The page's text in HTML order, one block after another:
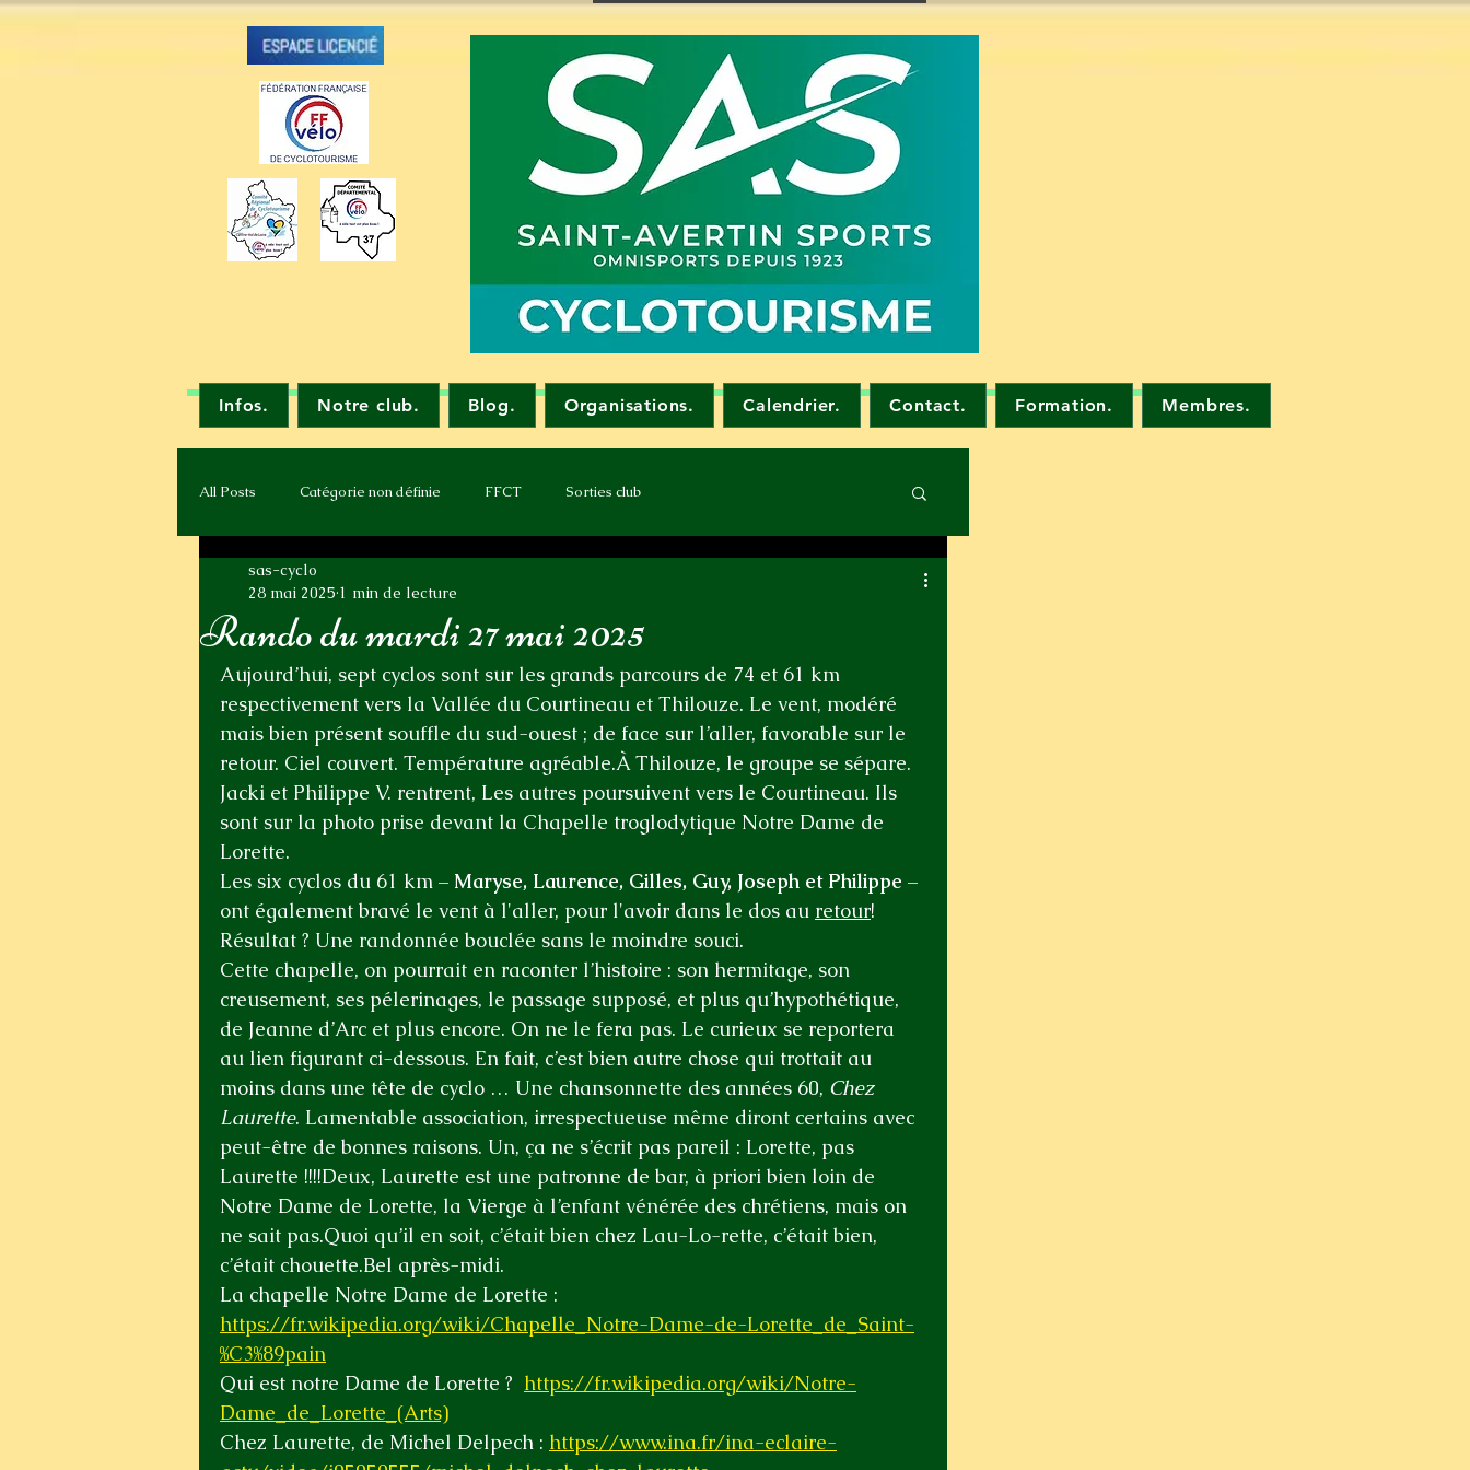
Infos. Notre club. Blog. Organisations. Calendrier. Contact. Formation. Membres.
All Posts Catégorie non définie FFCT Sorties club
Rando du mardi 27 mai 2025
sas-cyclo
28 mai 2025 1 min de lecture
Aujourd’hui, sept cyclos sont sur les grands parcours de 74 et 61 km
respectivement vers la Vallée du Courtineau et Thilouze. Le vent, modéré
mais bien présent souffle du sud-ouest ; de face sur l’aller, favorable sur le
retour. Ciel couvert. Température agréable.À Thilouze, le groupe se sépare.
Jacki et Philippe V. rentrent, Les autres poursuivent vers le Courtineau. Ils
sont sur la photo prise devant la Chapelle troglodytique Notre Dame de
Lorette.
Les six cyclos du 61 km – Maryse, Laurence, Gilles, Guy, Joseph et Philippe –
ont également bravé le vent à l'aller, pour l'avoir dans le dos au retour!
Résultat ? Une randonnée bouclée sans le moindre souci.
Cette chapelle, on pourrait en raconter l’histoire : son hermitage, son
creusement, ses pélerinages, le passage supposé, et plus qu’hypothétique,
de Jeanne d’Arc et plus encore. On ne le fera pas. Le curieux se reportera
au lien figurant ci-dessous. En fait, c’est bien autre chose qui trottait au
moins dans une tête de cyclo … Une chansonnette des années 60, Chez
Laurette. Lamentable association, irrespectueuse même diront certains avec
peut-être de bonnes raisons. Un, ça ne s’écrit pas pareil : Lorette, pas
Laurette !!!!Deux, Laurette est une patronne de bar, à priori bien loin de
Notre Dame de Lorette, la Vierge à l’enfant vénérée des chrétiens, mais on
ne sait pas.Quoi qu’il en soit, c’était bien chez Lau-Lo-rette, c’était bien,
c’était chouette.Bel après-midi.
La chapelle Notre Dame de Lorette :
https://fr.wikipedia.org/wiki/Chapelle_Notre-Dame-de-Lorette_de_Saint-
%C3%89pain
Qui est notre Dame de Lorette ? https://fr.wikipedia.org/wiki/Notre-
Dame_de_Lorette_(Arts)
Chez Laurette, de Michel Delpech : https://www.ina.fr/ina-eclaire-